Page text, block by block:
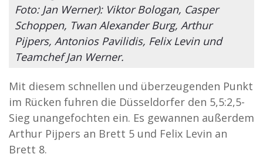
Foto: Jan Werner): Viktor Bologan, Casper
Schoppen, Twan Alexander Burg, Arthur
Pijpers, Antonios Pavilidis, Felix Levin und
Teamchef Jan Werner.
Mit diesem schnellen und überzeugenden Punkt
im Rücken fuhren die Düsseldorfer den 5,5:2,5-
Sieg unangefochten ein. Es gewannen außerdem
Arthur Pijpers an Brett 5 und Felix Levin an
Brett 8.